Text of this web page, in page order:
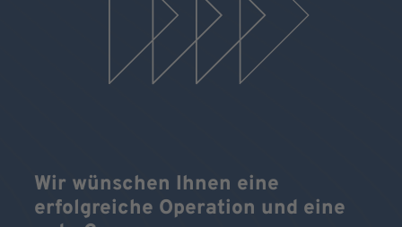
Wir wünschen Ihnen eine
erfolgreiche Operation und eine